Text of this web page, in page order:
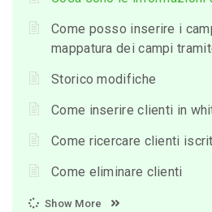
Come posso inserire i
mappatura dei campi
Storico modifiche
Come inserire clienti in
Come ricercare clienti
Come eliminare clienti
Show More